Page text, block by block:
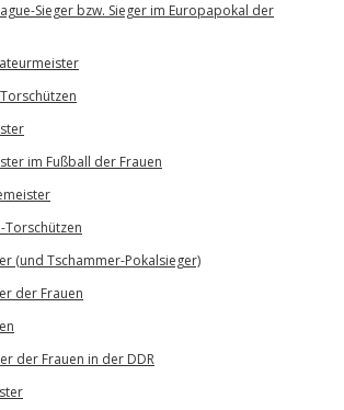
Sieger bzw. Sieger im Europapokal der
im Fußball der Frauen
Torschützen
(und Tschammer-Pokalsieger)
der Frauen
der Frauen in der DDR